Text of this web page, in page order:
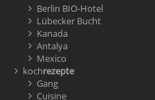
Berlin BIO-Hotel
Lübecker Bucht
Kanada
Antalya
Mexico
kochrezepte
Gang
Cuisine